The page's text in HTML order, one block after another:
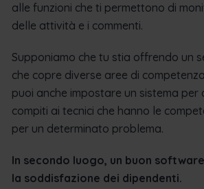
alle funzioni che ti permettono di
delle attività e i commenti.
Supponiamo che tu stia offrendo un
che copre diverse aree di
puoi anche impostare un sistema per
compiti ai tecnici che hanno le
per un determinato problema.
In secondo luogo, un buon
la soddisfazione dei dipendenti.